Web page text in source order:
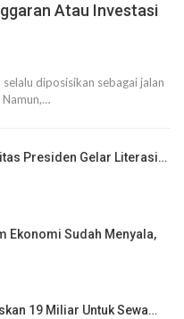
Atau Investasi
diposisikan sebagai jalan
Namun,…
Presiden Gelar Literasi…
Ekonomi Sudah Menyala,
19 Miliar Untuk Sewa…